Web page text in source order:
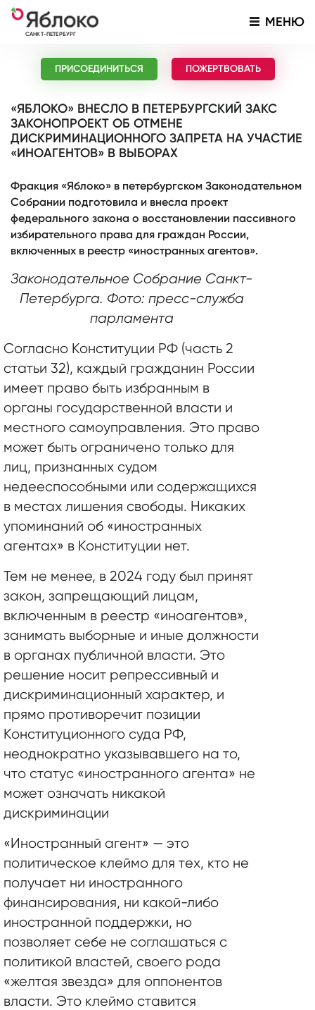
САНКТ-ПЕТЕРБУРГ
МЕНЮ
ПРИСОЕДИНИТЬСЯ ПОЖЕРТВОВАТЬ
«ЯБЛОКО» ВНЕСЛО В ПЕТЕРБУРГСКИЙ ЗАКС
ЗАКОНОПРОЕКТ ОБ ОТМЕНЕ
ДИСКРИМИНАЦИОННОГО ЗАПРЕТА НА УЧАСТИЕ
«ИНОАГЕНТОВ» В ВЫБОРАХ
Фракция «Яблоко» в петербургском Законодательном
Собрании подготовила и внесла проект
федерального закона о восстановлении пассивного
избирательного права для граждан России,
включенных в реестр «иностранных агентов».
Законодательное Собрание Санкт-
Петербурга. Фото: пресс-служба
парламента
Согласно Конституции РФ (часть 2
статьи 32), каждый гражданин России
имеет право быть избранным в
органы государственной власти и
местного самоуправления. Это право
может быть ограничено только для
лиц, признанных судом
недееспособными или содержащихся
в местах лишения свободы. Никаких
упоминаний об «иностранных
агентах» в Конституции нет.
Тем не менее, в 2024 году был принят
закон, запрещающий лицам,
включенным в реестр «иноагентов»,
занимать выборные и иные должности
в органах публичной власти. Это
решение носит репрессивный и
дискриминационный характер, и
прямо противоречит позиции
Конституционного суда РФ,
неоднократно указывавшего на то,
что статус «иностранного агента» не
может означать никакой
дискриминации
«Иностранный агент» — это
политическое клеймо для тех, кто не
получает ни иностранного
финансирования, ни какой-либо
иностранной поддержки, но
позволяет себе не соглашаться с
политикой властей, своего рода
«желтая звезда» для оппонентов
власти. Это клеймо ставится